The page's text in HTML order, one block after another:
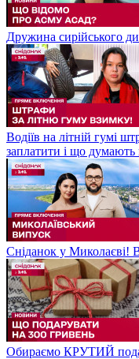
Дружина сирійського
Водіїв на літній гумі
заплатити і що думають
Сніданок у Миколаєві!
Обираємо КРУТИЙ